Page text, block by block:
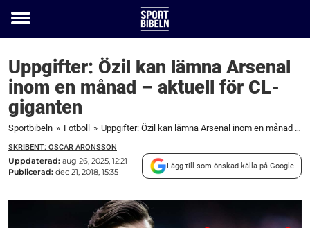
Toggle
Uppgifter: Özil kan lämna Arsenal
inom en månad – aktuell för CL-
giganten
Sportbibeln » Fotboll » Uppgifter: Özil kan lämna Arsenal inom en månad – aktuell för CL-giganten
SKRIBENT: OSCAR ARONSSON
Uppdaterad: aug 26, 2025, 12:21
Publicerad: dec 21, 2018, 15:35
Lägg till som önskad källa på Google